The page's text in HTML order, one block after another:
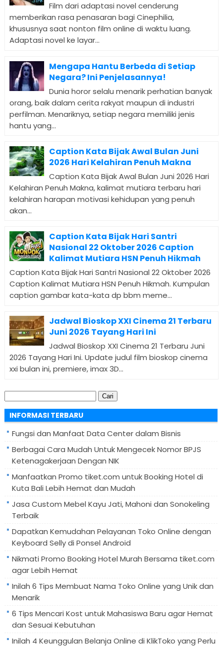
Film dari adaptasi novel cenderung
memberikan rasa penasaran bagi Cinephilia,
khususnya saat nonton film online di waktu luang.
Adaptasi novel ke layar...
Mengapa Hantu Berbeda di Setiap
Negara? Ini Penjelasannya!
Dunia horor selalu menarik perhatian banyak
orang, baik dalam cerita rakyat maupun di industri
perfilman. Menariknya, setiap negara memiliki jenis
hantu yang...
Caption Kata Bijak Awal Bulan Juni
2026 Hari Kelahiran Penuh Makna
Caption Kata Bijak Awal Bulan Juni 2026 Hari
Kelahiran Penuh Makna, kalimat mutiara terbaru hari
kelahiran harapan motivasi kehidupan yang penuh
akan...
Caption Kata Bijak Hari Santri
Nasional 22 Oktober 2026 Caption
Kalimat Mutiara HSN Penuh Hikmah
Caption Kata Bijak Hari Santri Nasional 22 Oktober 2026
Caption Kalimat Mutiara HSN Penuh Hikmah. Kumpulan
caption gambar kata-kata dp bbm meme...
Jadwal Bioskop XXI Cinema 21 Terbaru
Juni 2026 Tayang Hari Ini
Jadwal Bioskop XXI Cinema 21 Terbaru Juni
2026 Tayang Hari Ini. Update judul film bioskop cinema
xxi bulan ini, premiere, imax 3D...
Cari
untuk:
INFORMASI TERBARU
Fungsi dan Manfaat Data Center dalam Bisnis
Berbagai Cara Mudah Untuk Mengecek Nomor BPJS
Ketenagakerjaan Dengan NIK
Manfaatkan Promo tiket.com untuk Booking Hotel di
Kuta Bali Lebih Hemat dan Mudah
Jasa Custom Mebel Kayu Jati, Mahoni dan Sonokeling
Terbaik
Dapatkan Kemudahan Pelayanan Toko Online dengan
Keyboard Selly di Ponsel Android
Nikmati Promo Booking Hotel Murah Bersama tiket.com
agar Lebih Hemat
Inilah 6 Tips Membuat Nama Toko Online yang Unik dan
Menarik
6 Tips Mencari Kost untuk Mahasiswa Baru agar Hemat
dan Sesuai Kebutuhan
Inilah 4 Keunggulan Belanja Online di KlikToko yang Perlu